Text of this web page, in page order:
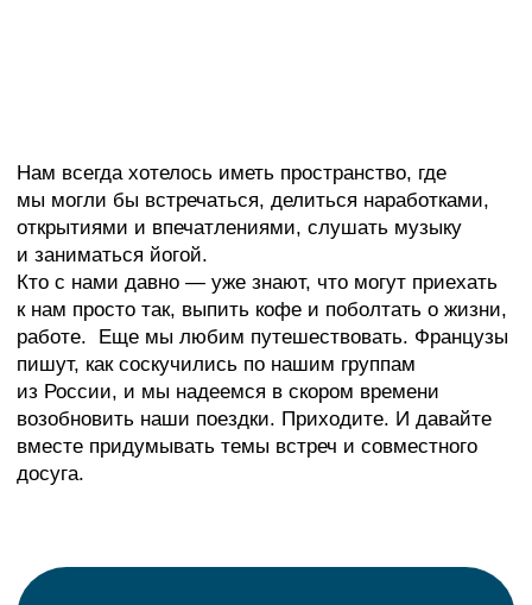
групповых практик. Подходит для формата, где
важна спокойная атмосфера и живое общение.